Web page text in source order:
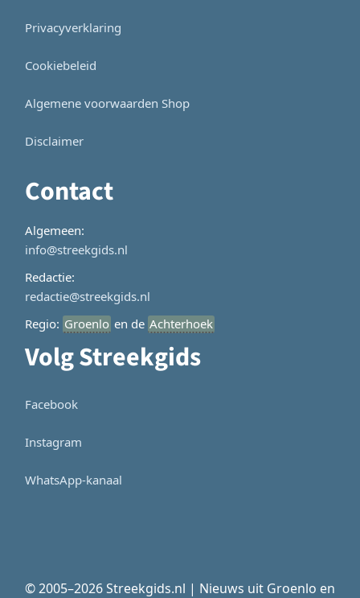
Privacyverklaring
Cookiebeleid
Algemene voorwaarden Shop
Disclaimer
Contact
Algemeen:
info@streekgids.nl
Redactie:
redactie@streekgids.nl
Regio: Groenlo en de Achterhoek
Volg Streekgids
Facebook
Instagram
WhatsApp-kanaal
© 2005–2026 Streekgids.nl | Nieuws uit Groenlo en